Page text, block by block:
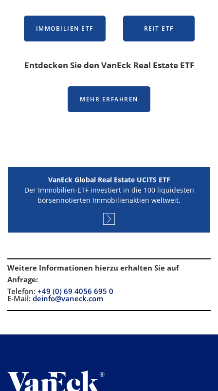
IMMOBILIEN ETF REIT ETF
Entdecken Sie den VanEck Real Estate ETF
MEHR ERFAHREN
VanEck Global Real Estate UCITS ETF
Der Immobilien-ETF investiert in die 100 liquidesten
börsennotierten Immobilienaktien weltweit.
Weitere Informationen hierzu erhalten Sie auf
Anfrage:
Telefon: +49 (0) 69 4056 695 0
E-Mail: deinfo@vaneck.com